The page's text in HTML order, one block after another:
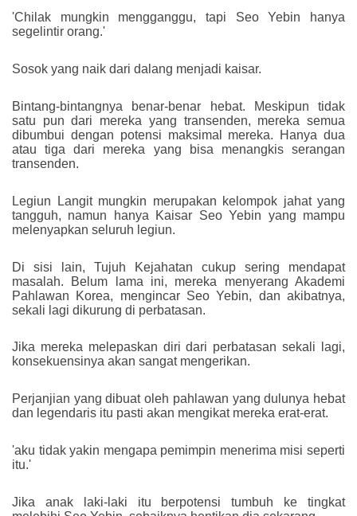
'Chilak mungkin mengganggu, tapi Seo Yebin hanya
segelintir orang.'
Sosok yang naik dari dalang menjadi kaisar.
Bintang-bintangnya benar-benar hebat. Meskipun tidak
satu pun dari mereka yang transenden, mereka semua
dibumbui dengan potensi maksimal mereka. Hanya dua
atau tiga dari mereka yang bisa menangkis serangan
transenden.
Legiun Langit mungkin merupakan kelompok jahat yang
tangguh, namun hanya Kaisar Seo Yebin yang mampu
melenyapkan seluruh legiun.
Di sisi lain, Tujuh Kejahatan cukup sering mendapat
masalah. Belum lama ini, mereka menyerang Akademi
Pahlawan Korea, mengincar Seo Yebin, dan akibatnya,
sekali lagi dikurung di perbatasan.
Jika mereka melepaskan diri dari perbatasan sekali lagi,
konsekuensinya akan sangat mengerikan.
Perjanjian yang dibuat oleh pahlawan yang dulunya hebat
dan legendaris itu pasti akan mengikat mereka erat-erat.
'aku tidak yakin mengapa pemimpin menerima misi seperti
itu.'
Jika anak laki-laki itu berpotensi tumbuh ke tingkat